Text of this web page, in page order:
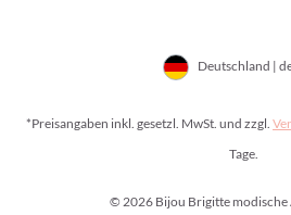
Deutschland |
*Preisangaben inkl. gesetzl. MwSt. und zzgl.
Tage.
© 2026 Bijou Brigitte modische